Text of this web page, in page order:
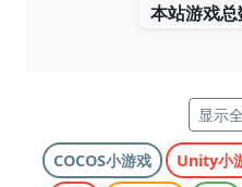
本站游戏总
显示
COCOS小游戏 Unity小